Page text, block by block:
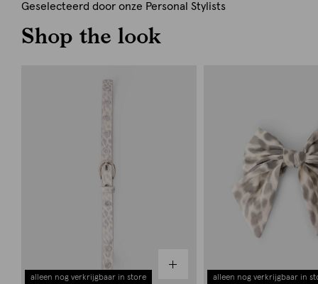
Geselecteerd door onze Personal Stylists
Shop the look
alleen nog verkrijgbaar in store alleen nog verkrijgbaar in